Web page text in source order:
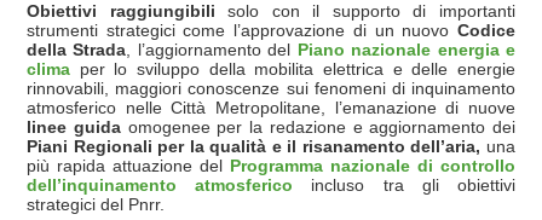
Obiettivi raggiungibilisolo con il supporto di importanti
strumenti strategici come l’approvazione di un nuovo Codice
della Strada , l’aggiornamento del Piano nazionale energia e
clima per lo sviluppo della mobilita elettrica e delle energie
rinnovabili, maggiori conoscenze sui fenomeni di inquinamento
atmosferico nelle Città Metropolitane, l’emanazione di nuove
linee guidaomogenee per la redazione e aggiornamento dei
Piani Regionali per la qualità e il risanamento dell’aria, una
più rapida attuazione del Programma nazionale di controllo
dell’inquinamento atmosferico incluso tra gli obiettivi
strategici del Pnrr.